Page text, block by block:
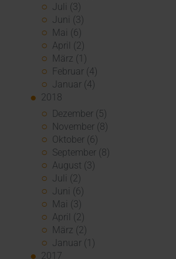
Juli (3)
Juni (3)
Mai (6)
April (2)
März (1)
Februar (4)
Januar (4)
2018
Dezember (5)
November (8)
Oktober (6)
September (8)
August (3)
Juli (2)
Juni (6)
Mai (3)
April (2)
März (2)
Januar (1)
2017